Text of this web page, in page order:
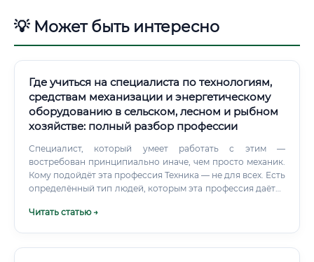
💡 Может быть интересно
Где учиться на специалиста по технологиям,
средствам механизации и энергетическому
оборудованию в сельском, лесном и рыбном
хозяйстве: полный разбор профессии
Специалист, который умеет работать с этим —
востребован принципиально иначе, чем просто механик.
Кому подойдёт эта профессия Техника — не для всех. Есть
определённый тип людей, которым эта профессия даётся
Читать статью →